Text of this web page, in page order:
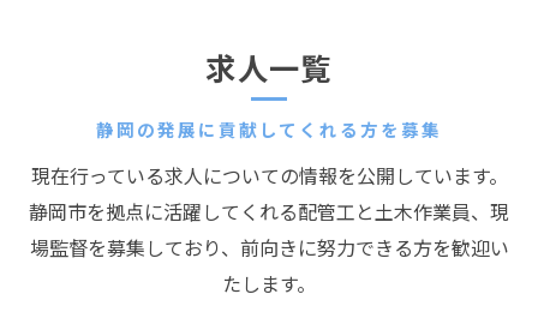
静岡の発展に貢献してくれる方を募集
求人一覧
現在行っている求人についての情報を公開しています。
静岡市を拠点に活躍してくれる配管工と土木作業員、現
場監督を募集しており、前向きに努力できる方を歓迎い
たします。